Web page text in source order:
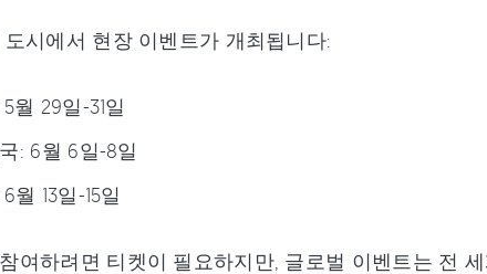
시에서 현장 이벤트가 개최됩니다:
월 29일-31일
: 6월 6일-8일
월 13일-15일
여하려면 티켓이 필요하지만, 글로벌 이벤트는 전